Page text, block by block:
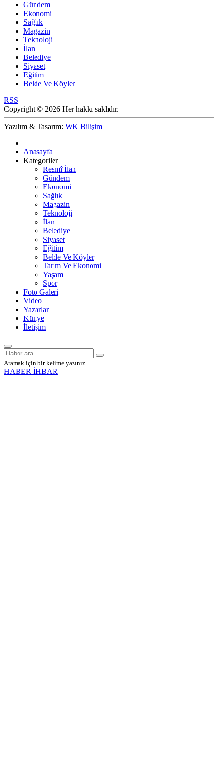
Gündem
Ekonomi
Sağlık
Magazin
Teknoloji
İlan
Belediye
Siyaset
Eğitim
Belde Ve Köyler
RSS
Copyright © 2026 Her hakkı saklıdır.
Yazılım & Tasarım: WK Bilişim
Anasayfa
Kategoriler
Resmî İlan
Gündem
Ekonomi
Sağlık
Magazin
Teknoloji
İlan
Belediye
Siyaset
Eğitim
Belde Ve Köyler
Tarım Ve Ekonomi
Yaşam
Spor
Foto Galeri
Video
Yazarlar
Künye
İletişim
Aramak için bir kelime yazınız.
HABER İHBAR